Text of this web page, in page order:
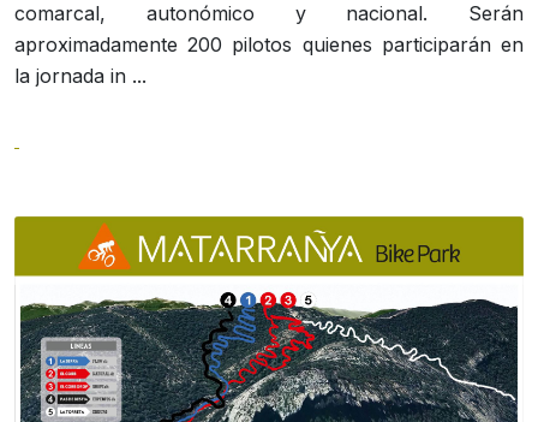
comarcal, autonómico y nacional. Serán
aproximadamente 200 pilotos quienes participarán en
la jornada in ...